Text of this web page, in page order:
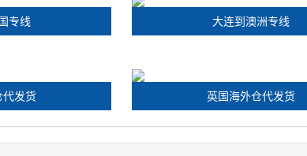
专线 大连到澳洲专线
发货 英国海外仓代发货